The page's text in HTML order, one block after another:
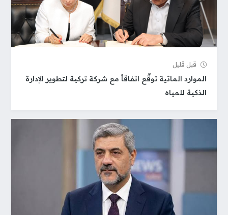
قبل قلیل
الموارد المائية توقّع اتفاقاً مع شركة تركية لتطوير الإدارة
الذكية للمياه